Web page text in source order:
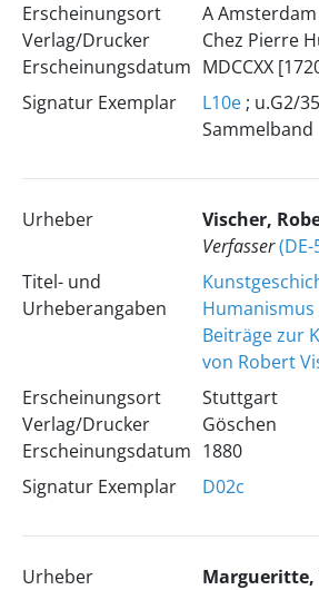
Erscheinungsort
Verlag/Drucker
Erscheinungsdatum
A Amsterdam
Chez Pierre
MDCCXX
Signatur Exemplar
L10e; u.G2/
Sammelband
Urheber Vischer,
Verfasser
Titel- und
Urheberangaben
Humanismus
Beiträge zur
von Robert
Erscheinungsort
Verlag/Drucker
Erscheinungsdatum
Stuttgart
Göschen
1880
Signatur Exemplar
D02c
Urheber Margueritte,